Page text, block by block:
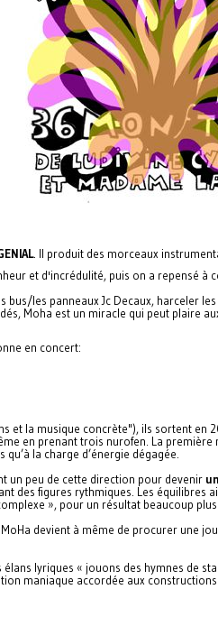
. Il produit des morceaux
et d'incrédulité, puis on a repensé
les panneaux Jc Decaux, harceler
Moha est un miracle qui peut plaire
en concert:
et la musique concrète"), ils sortent
en prenant trois nurofen. La
la charge d’énergie dégagée.
un peu de cette direction pour devenir
des figures rythmiques. Les
», pour un résultat beaucoup
devient à même de procurer une
lyriques « jouons des hymnes de
maniaque accordée aux